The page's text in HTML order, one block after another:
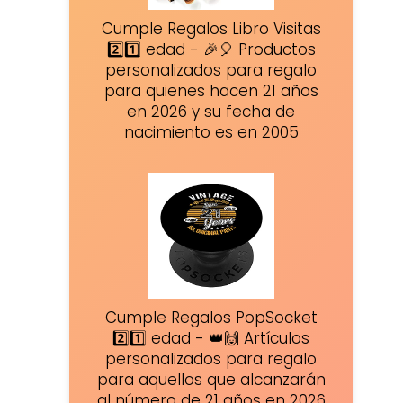
Cumple Regalos Libro Visitas
2️⃣1️⃣ edad - 🎉🎈 Productos
personalizados para regalo
para quienes hacen 21 años
en 2026 y su fecha de
nacimiento es en 2005
Cumple Regalos PopSocket
2️⃣1️⃣ edad - 👑🙌 Artículos
personalizados para regalo
para aquellos que alcanzarán